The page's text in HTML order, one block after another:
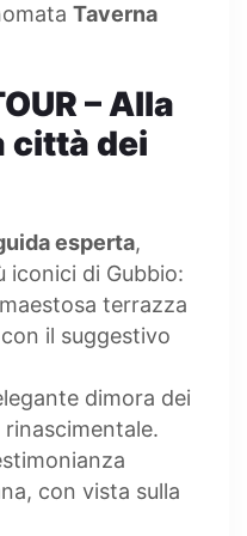
Taverna
– Alla
città dei
esperta,
iconici di Gubbio:
terrazza
il suggestivo
dimora dei
con vista sulla